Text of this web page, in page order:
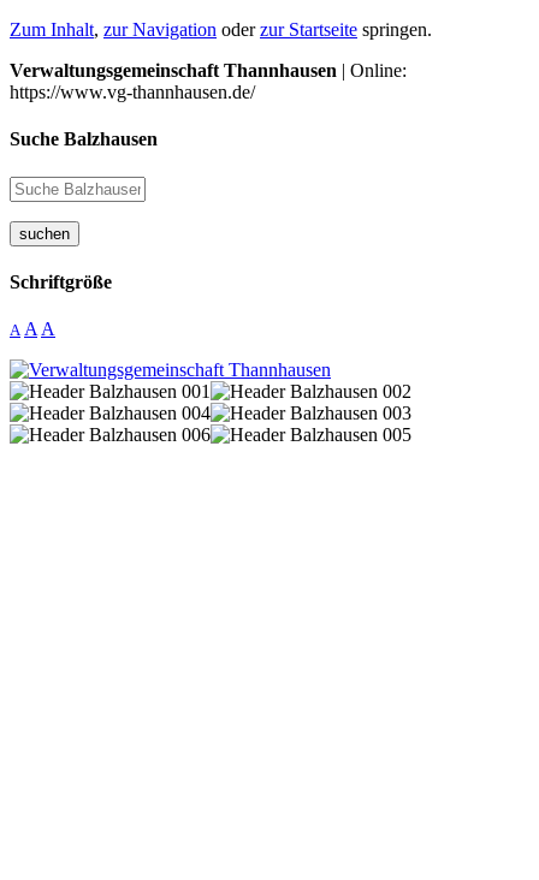
Zum Inhalt, zur Navigation oderzur Startseite springen.
Verwaltungsgemeinschaft Thannhausen | Online:
https://www.vg-thannhausen.de/
Suche Balzhausen
suchen
Schriftgröße
A A A